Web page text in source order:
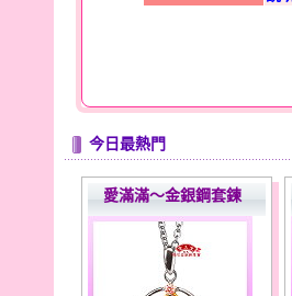
今日最熱門
愛滿滿～金銀鋼套鍊